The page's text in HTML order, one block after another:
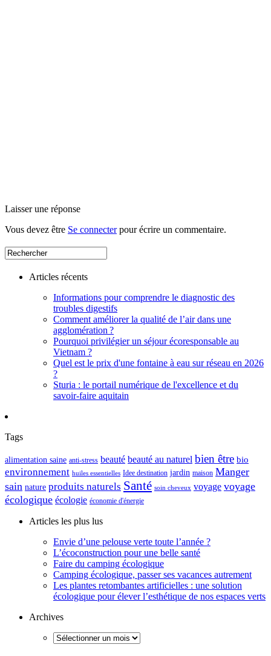
Laisser une réponse
Vous devez être Se connecterpour écrire un commentaire.
Articles récents
Informations pour comprendre le diagnostic des
troubles digestifs
Comment améliorer la qualité de l’air dans une
agglomération ?
Pourquoi privilégier un séjour écoresponsable au
Vietnam ?
Quel est le prix d'une fontaine à eau sur réseau en 2026
?
Sturia : le portail numérique de l'excellence et du
savoir-faire aquitain
Tags
alimentation saine anti-stress beauté beauté au naturel bien être bio
environnement huiles essentielles Idee destination jardin maison Manger
sain nature produits naturels Santé soin cheveux voyage voyage
écologique écologie économie d'énergie
Articles les plus lus
Envie d’une pelouse verte toute l’année ?
L’écoconstruction pour une belle santé
Faire du camping écologique
Camping écologique, passer ses vacances autrement
Les plantes retombantes artificielles : une solution
écologique pour élever l’esthétique de nos espaces verts
Archives